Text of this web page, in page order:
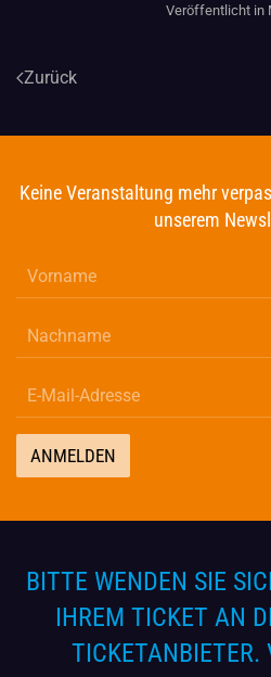
Veröffentlicht in
Zurück
Keine Veranstaltung mehr
unserem
ANMELDEN
BITTE WENDEN SIE
IHREM TICKET AN
TICKETANBIETER.